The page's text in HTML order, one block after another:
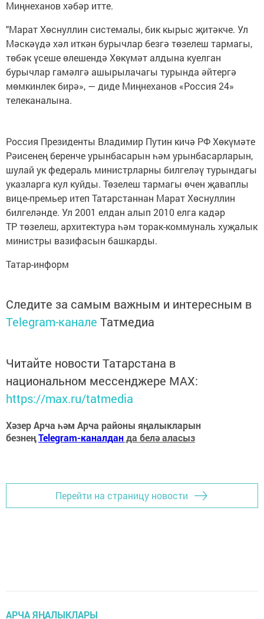
Миңнеханов хәбәр итте.
"Марат Хөснуллин системалы, бик кырыс җитәкче. Ул
Мәскәүдә хәл иткән бурычлар безгә төзелеш тармагы,
төбәк үсеше өлешендә Хөкүмәт алдына куелган
бурычлар гамәлгә ашырылачагы турында әйтергә
мөмкинлек бирә», — диде Миңнеханов «Россия 24»
телеканалына.
Россия Президенты Владимир Путин кичә РФ Хөкүмәте
Рәисенең беренче урынбасарын һәм урынбасарларын,
шулай ук федераль министрларны билгеләү турындагы
указларга кул куйды. Төзелеш тармагы өчен җаваплы
вице-премьер итеп Татарстаннан Марат Хөснуллин
билгеләнде. Ул 2001 елдан алып 2010 елга кадәр
ТР төзелеш, архитектура һәм торак-коммуналь хуҗалык
министры вазифасын башкарды.
Татар-информ
Следите за самым важным и интересным в
Telegram-канале Татмедиа
Читайте новости Татарстана в
национальном мессенджере MАХ:
https://max.ru/tatmedia
Хәзер Арча һәм Арча районы яңалыкларын
безнеңTelegram-каналданда белә аласыз
Перейти на страницу новости
АРЧА ЯҢАЛЫКЛАРЫ